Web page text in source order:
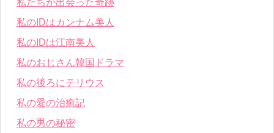
私たちが出会った奇跡
私のIDはカンナム美人
私のIDは江南美人
私のおじさん韓国ドラマ
私の後ろにテリウス
私の愛の治癒記
私の男の秘密